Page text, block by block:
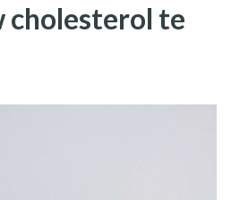
cholesterol te